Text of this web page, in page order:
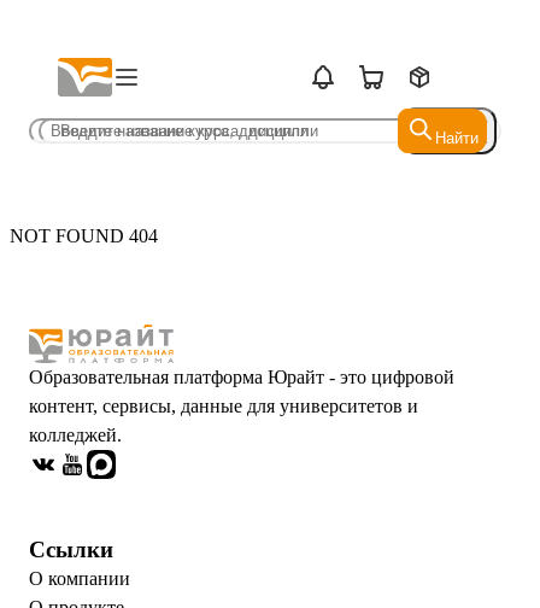
Найти
Найти
NOT FOUND 404
Образовательная платформа Юрайт - это цифровой
контент, сервисы, данные для университетов и
колледжей.
Ссылки
О компании